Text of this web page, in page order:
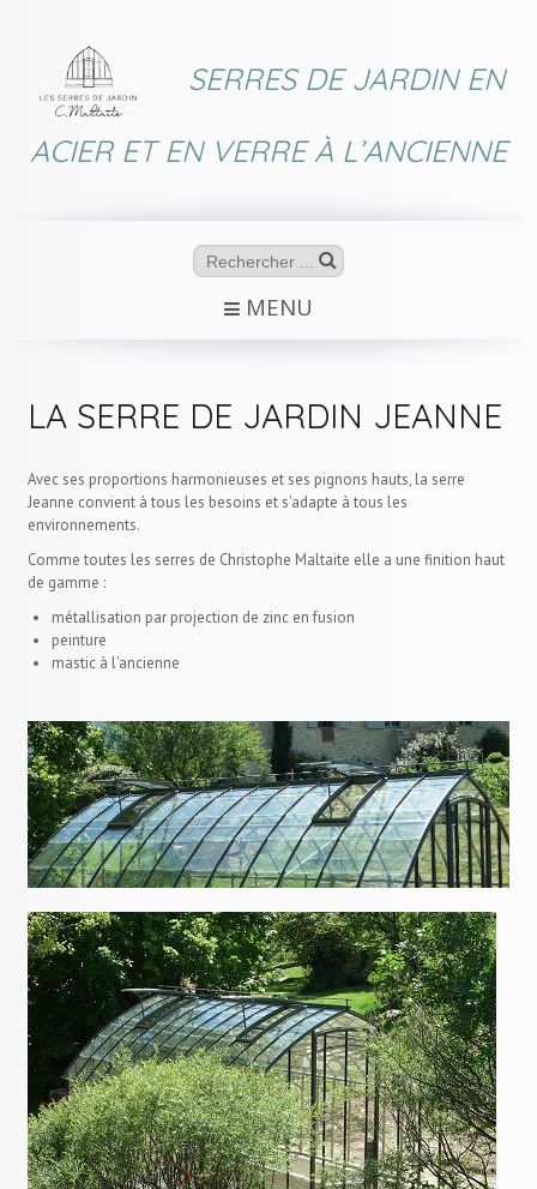
SERRES DE JARDIN EN
ACIER ET EN VERRE À L’ANCIENNE
MENU
LA SERRE DE JARDIN JEANNE
Avec ses proportions harmonieuses et ses pignons hauts, la serre
Jeanne convient à tous les besoins et s'adapte à tous les
environnements.
Comme toutes les serres de Christophe Maltaite elle a une finition haut
de gamme :
métallisation par projection de zinc en fusion
peinture
mastic à l'ancienne